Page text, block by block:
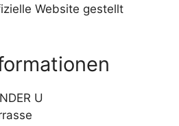
Website gestellt
U